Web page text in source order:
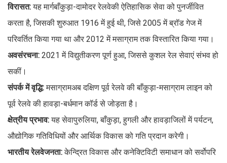
विरासत:यह मार्गबाँकुड़ा-दामोदर रेलवेकी ऐतिहासिक सेवा को पुनर्जीवित
करता है, जिसकी शुरुआत 1916 में हुई थी, जिसे 2005 में ब्रॉड गेज में
परिवर्तित किया गया था और 2012 में मसाग्राम तक विस्तारित किया गया।
अवसंरचना: 2021 में विद्युतीकरण पूर्ण हुआ, जिससे कुशल रेल सेवाएं संभव हो
सकीं।
संपर्क में वृद्धि:मसाग्रामअब दक्षिण पूर्व रेलवे की बाँकुड़ा-मसाग्राम लाइन को
पूर्व रेलवे की हावड़ा-बर्धमान कॉर्ड से जोड़ता है।
क्षेत्रीय प्रभाव:यह सेवापुरुलिया, बाँकुड़ा, हुगली और हावड़ाजिलों में पर्यटन,
औद्योगिक गतिविधियों और आर्थिक विकास को गति प्रदान करेगी।
भारतीय रेलवेजनता:केन्द्रित विकास और कनेक्टिविटी समाधान को सर्वोपरि